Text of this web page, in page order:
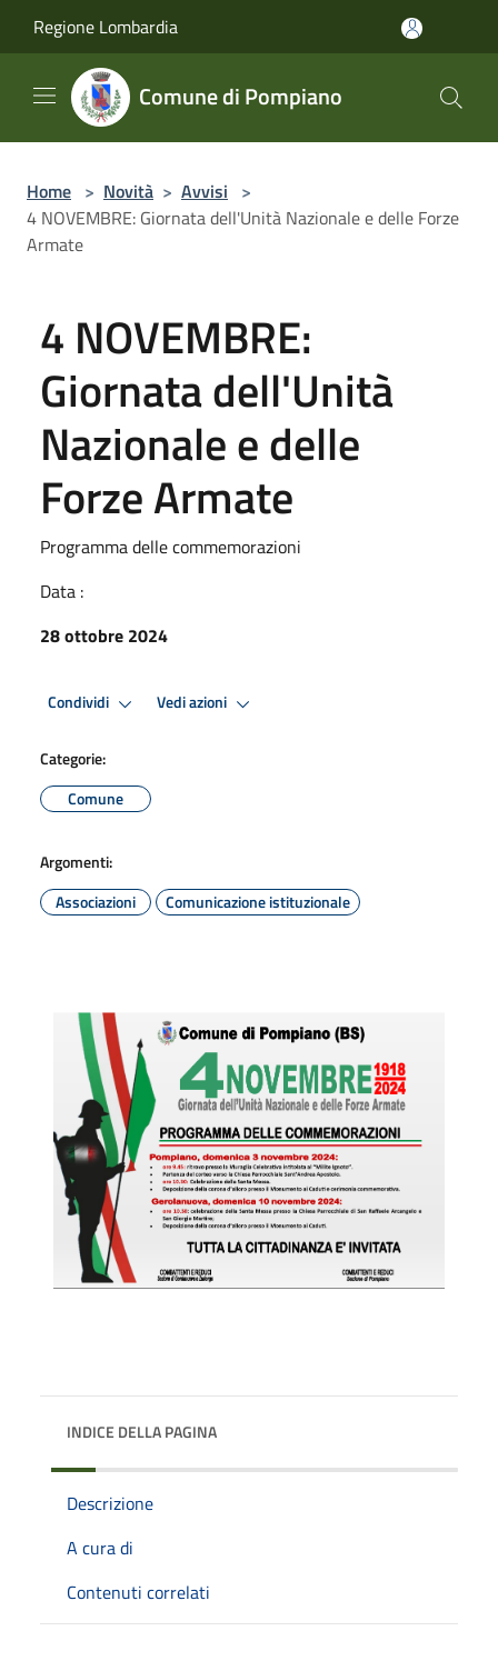
Regione Lombardia
Comune di Pompiano
Home > Novità > Avvisi >
4 NOVEMBRE: Giornata dell'Unità Nazionale e delle Forze
Armate
4 NOVEMBRE:
Giornata dell'Unità
Nazionale e delle
Forze Armate
Programma delle commemorazioni
Data :
28 ottobre 2024
Condividi Vedi azioni
Categorie:
Comune
Argomenti:
Associazioni
Comunicazione istituzionale
INDICE DELLA PAGINA
Descrizione
A cura di
Contenuti correlati